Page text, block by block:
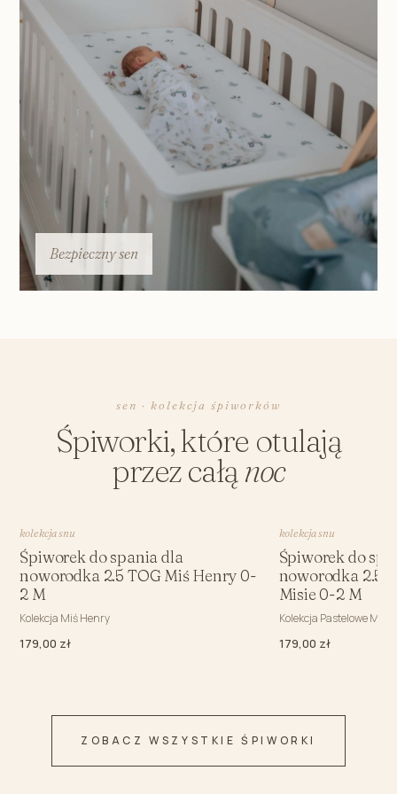
Bezpieczny sen
sen · kolekcja śpiworków
Śpiworki, które otulają
przez całąnoc
kolekcja snu
Śpiworek do spania dla
noworodka 2.5 TOG Miś Henry 0-
2 M
Kolekcja Miś Henry
179,00 zł
kolekcja snu
Śpiworek do
noworodka 2.5
Misie 0-2 M
Kolekcja Pastelowe Misie
179,00 zł
ZOBACZ WSZYSTKIE ŚPIWORKI